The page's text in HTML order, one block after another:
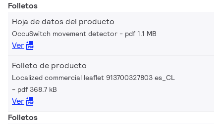
Folletos
Hoja de datos del producto
OccuSwitch movement detector pdf 1.1 MB
Ver
Folleto de producto
Localized commercial leaflet 913700327803 es_CL
pdf 368.7 kB
Ver
Folletos